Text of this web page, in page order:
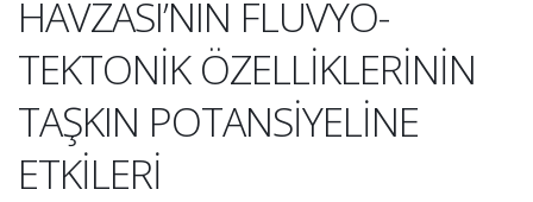
HAVZASI’NIN FLÜVYO-
TEKTONİK ÖZELLİKLERİNİN
TAŞKIN POTANSİYELİNE
ETKİLERİ